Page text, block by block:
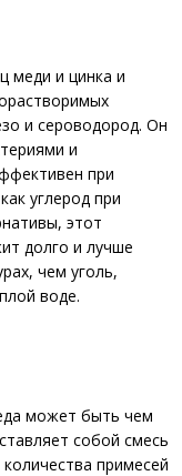
меди и цинка и
и сероводород. Он
и
при
углерод при
этот
долго и лучше
чем уголь,
воде.
может быть чем
собой смесь
примесей